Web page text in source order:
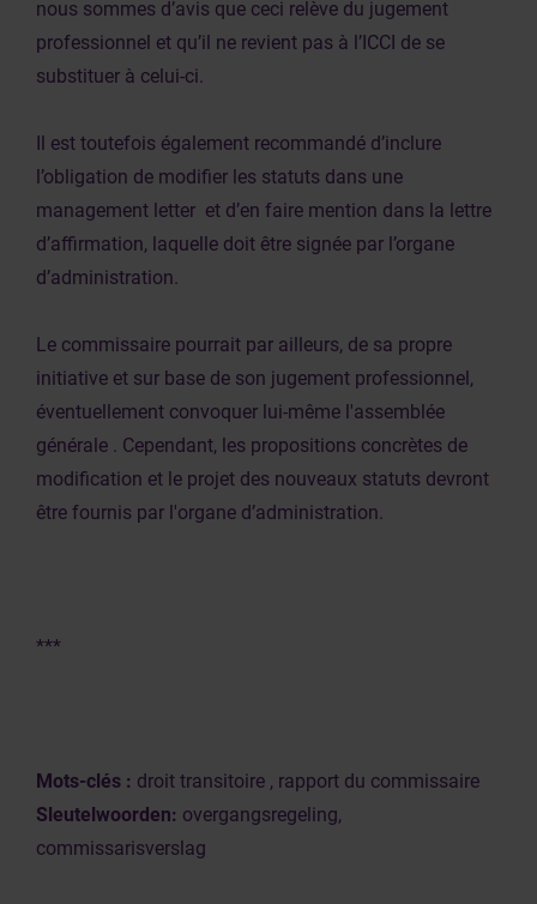
nous sommes d’avis que ceci relève du jugement
professionnel et qu’il ne revient pas à l’ICCI de se
substituer à celui-ci.
Il est toutefois également recommandé d’inclure
l’obligation de modifier les statuts dans une
management letter et d’en faire mention dans la lettre
d’affirmation, laquelle doit être signée par l’organe
d’administration.
Le commissaire pourrait par ailleurs, de sa propre
initiative et sur base de son jugement professionnel,
éventuellement convoquer lui-même l'assemblée
générale . Cependant, les propositions concrètes de
modification et le projet des nouveaux statuts devront
être fournis par l'organe d’administration.
***
Mots-clés : droit transitoire , rapport du commissaire
Sleutelwoorden: overgangsregeling,
commissarisverslag